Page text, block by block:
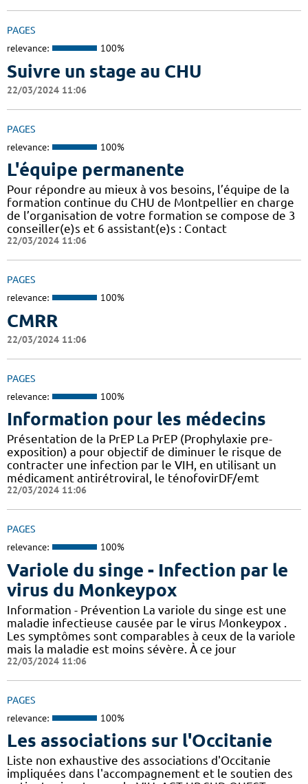
PAGES
relevance: 100%
Suivre un stage au CHU
22/03/2024 11:06
PAGES
relevance: 100%
L'équipe permanente
Pour répondre au mieux à vos besoins, l’équipe de la
formation continue du CHU de Montpellier en charge
de l’organisation de votre formation se compose de 3
conseiller(e)s et 6 assistant(e)s : Contact
22/03/2024 11:06
PAGES
relevance: 100%
CMRR
22/03/2024 11:06
PAGES
relevance: 100%
Information pour les médecins
Présentation de la PrEP La PrEP (Prophylaxie pre-
exposition) a pour objectif de diminuer le risque de
contracter une infection par le VIH, en utilisant un
médicament antirétroviral, le ténofovirDF/emt
22/03/2024 11:06
PAGES
relevance: 100%
Variole du singe - Infection par le
virus du Monkeypox
Information - Prévention La variole du singe est une
maladie infectieuse causée par le virus Monkeypox .
Les symptômes sont comparables à ceux de la variole
mais la maladie est moins sévère. À ce jour
22/03/2024 11:06
PAGES
relevance: 100%
Les associations sur l'Occitanie
Liste non exhaustive des associations d'Occitanie
impliquées dans l'accompagnement et le soutien des